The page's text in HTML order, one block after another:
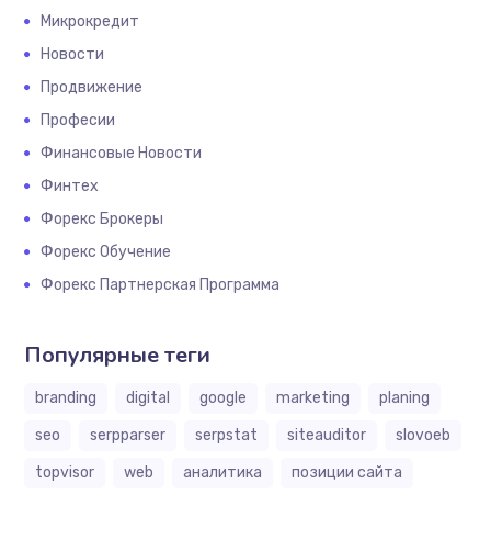
Микрокредит
Новости
Продвижение
Професии
Финансовые Новости
Финтех
Форекс Брокеры
Форекс Обучение
Форекс Партнерская Программа
Популярные теги
branding digital google marketing
planing
seo
serpparser serpstat siteauditor
slovoeb
topvisor
web аналитика позиции сайта